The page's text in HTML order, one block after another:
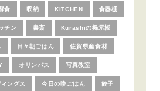
食 収納 KITCHEN 食器棚
チン 書斎 Kurashiの掲示板
日々朝ごはん 佐賀県産食材
オリンパス 写真教室
ングス 今日の晩ごはん 餃子